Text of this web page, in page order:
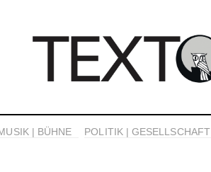
| BÜHNE POLITIK | GESELLSCHAFT